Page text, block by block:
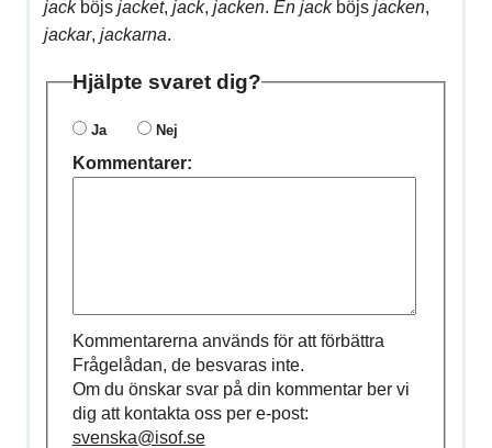
jack böjs jacket, jack, jacken. En jack böjs jacken,
jackar, jackarna.
Hjälpte svaret dig?
Ja Nej
Kommentarer:
Kommentarerna används för att förbättra
Frågelådan, de besvaras inte.
Om du önskar svar på din kommentar ber vi
dig att kontakta oss per e-post:
svenska@isof.se